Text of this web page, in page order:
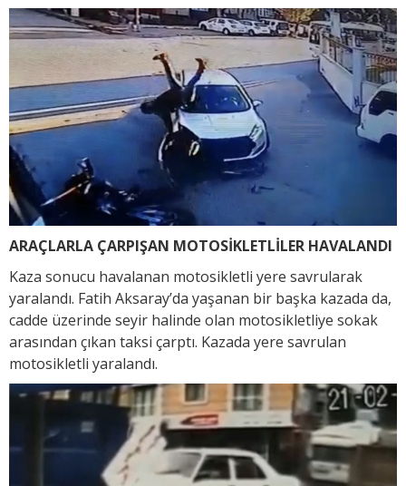
ARAÇLARLA ÇARPIŞAN MOTOSİKLETLİLER HAVALANDI
Kaza sonucu havalanan motosikletli yere savrularak
yaralandı. Fatih Aksaray’da yaşanan bir başka kazada da,
cadde üzerinde seyir halinde olan motosikletliye sokak
arasından çıkan taksi çarptı. Kazada yere savrulan
motosikletli yaralandı.